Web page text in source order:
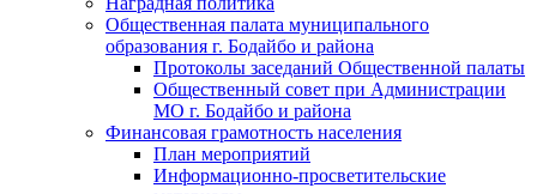
Общественная палата муниципального
образования г. Бодайбо и района
Протоколы заседаний Общественной палаты
Общественный совет при Администрации
МО г. Бодайбо и района
Финансовая грамотность населения
План мероприятий
Информационно-просветительские